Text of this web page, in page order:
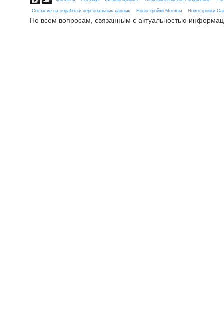
Согласие на обработку персональных данных
Новостройки Москвы Новостройки
По всем вопросам, связанным с актуальностью